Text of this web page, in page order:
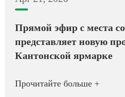
Прямой эфир с места
представляет новую
Кантонской ярмарке
Прочитайте больше +